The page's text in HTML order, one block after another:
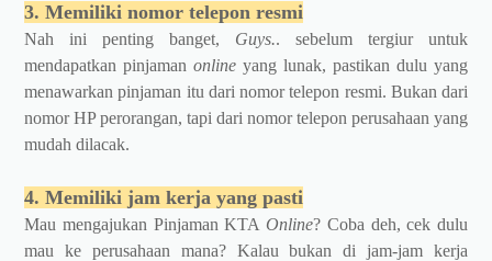
3. Memiliki nomor telepon resmi
Nah ini penting banget, Guys.. sebelum tergiur untuk
mendapatkan pinjaman online yang lunak, pastikan dulu yang
menawarkan pinjaman itu dari nomor telepon resmi. Bukan dari
nomor HP perorangan, tapi dari nomor telepon perusahaan yang
mudah dilacak.
4. Memiliki jam kerja yang pasti
Mau mengajukan Pinjaman KTA Online? Coba deh, cek dulu
mau ke perusahaan mana? Kalau bukan di jam-jam kerja